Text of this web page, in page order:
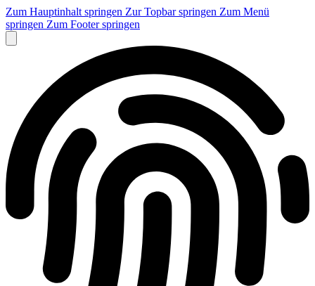
Zum Hauptinhalt springen Zur Topbar springen Zum Menü
springen Zum Footer springen